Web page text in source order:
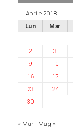
Aprile 2018
Lun Mar
2
3
9
10
16
17
23
24
30
« Mar Mag »